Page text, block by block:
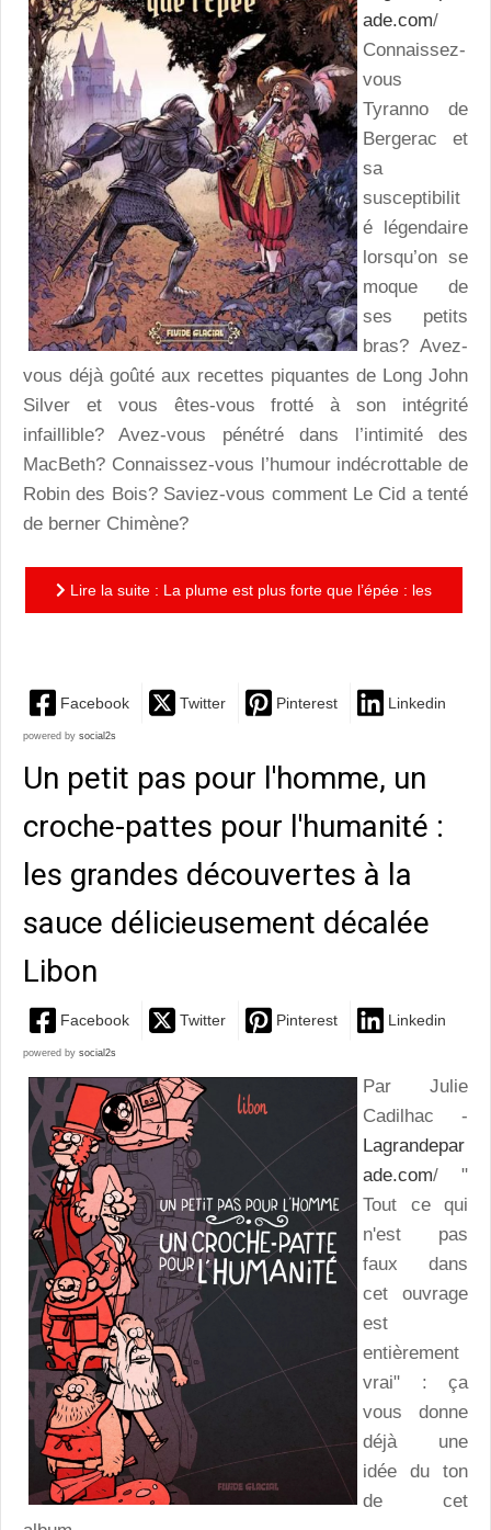
ade.com/
Connaissez-
vous
Tyranno de
Bergerac et
sa
susceptibilit
é légendaire
lorsqu’on se
moque de
ses petits
bras? Avez-
vous déjà goûté aux recettes piquantes de Long John
Silver et vous êtes-vous frotté à son intégrité
infaillible? Avez-vous pénétré dans l’intimité des
MacBeth? Connaissez-vous l’humour indécrottable de
Robin des Bois? Saviez-vous comment Le Cid a tenté
de berner Chimène?
Lire la suite : La plume est plus forte que l’épée : les
Facebook Twitter Pinterest Linkedin
powered by social2s
Un petit pas pour l'homme, un
croche-pattes pour l'humanité :
les grandes découvertes à la
sauce délicieusement décalée
Libon
Facebook Twitter Pinterest Linkedin
powered by social2s
Par Julie
Cadilhac -
Lagrandepar
ade.com/ "
Tout ce qui
n'est pas
faux dans
cet ouvrage
est
entièrement
vrai" : ça
vous donne
déjà une
idée du ton
de cet